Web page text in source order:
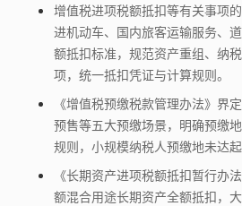
增值税进项税额抵扣等有关事项
进机动车、国内旅客运输服务、
额抵扣标准，规范资产重组、纳
项，统一抵扣凭证与计算规则。
《增值税预缴税款管理办法》界
预售等五大预缴场景，明确预缴
规则，小规模纳税人预缴地未达起
《长期资产进项税额抵扣暂行办
额混合用途长期资产全额抵扣，大